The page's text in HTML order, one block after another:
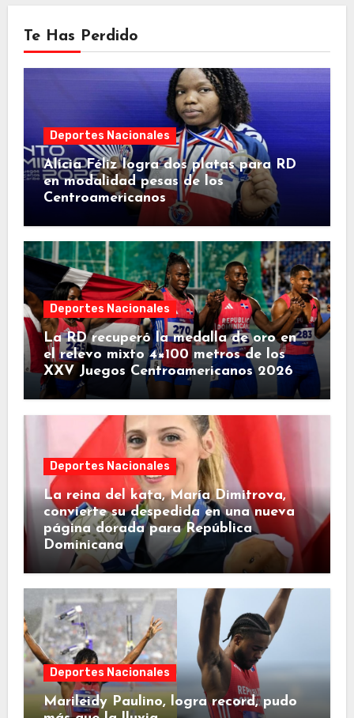
Te Has Perdido
Deportes Nacionales
Alicia Féliz logra dos platas para RD
en modalidad pesas de los
Centroamericanos
Deportes Nacionales
La RD recuperó la medalla de oro en
el relevo mixto 4×100 metros de los
XXV Juegos Centroamericanos 2026
Deportes Nacionales
La reina del kata, María Dimitrova,
convierte su despedida en una nueva
página dorada para República
Dominicana
Deportes Nacionales
Marileidy Paulino, logra record, pudo